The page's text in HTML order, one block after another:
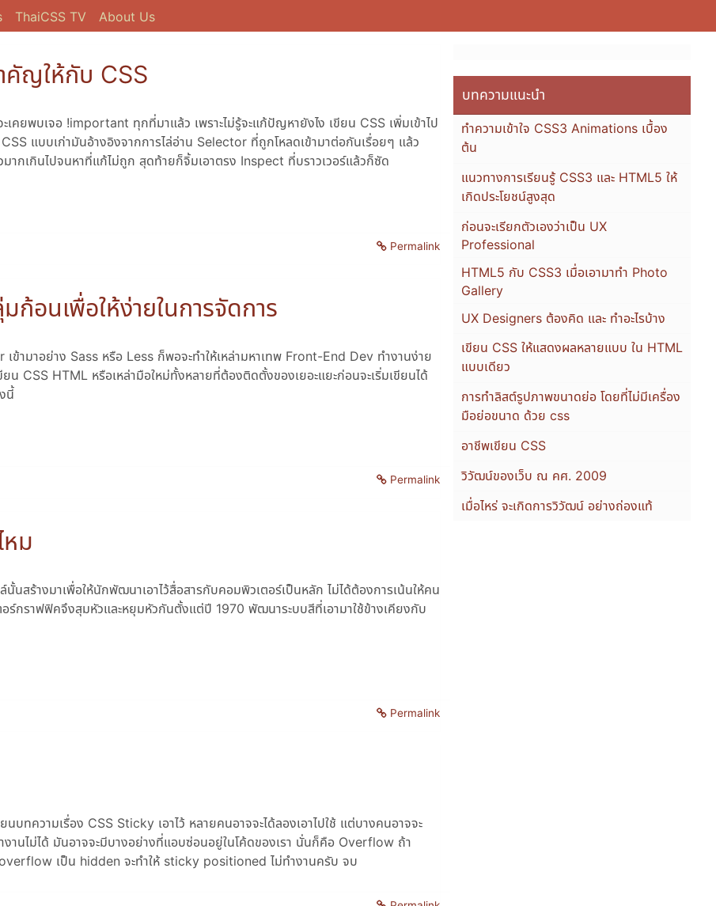
ThaiCSS TV About Us
คัญให้กับ CSS
เคยพบเจอ !important ทุกที่มาแล้ว เพราะไม่รู้จะแก้ปัญหายังไง เขียน CSS เพิ่มเข้าไป
แบบเก่ามันอ้างอิงจากการไล่อ่าน Selector ที่ถูกโหลดเข้ามาต่อกันเรื่อยๆ แล้ว
ากเกินไปจนหาที่แก้ไม่ถูก สุดท้ายก็จิ้มเอาตรง Inspect ที่บราวเวอร์แล้วก็ซัด
Permalink
อนเพื่อให้ง่ายในการจัดการ
ข้ามาอย่าง Sass หรือ Less ก็พอจะทำให้เหล่ามหาเทพ Front-End Dev ทำงานง่าย
CSS HTML หรือเหล่ามือใหม่ทั้งหลายที่ต้องติดตั้งของเยอะแยะก่อนจะเริ่มเขียนได้
นี้
Permalink
หม
นสร้างมาเพื่อให้นักพัฒนาเอาไว้สื่อสารกับคอมพิวเตอร์เป็นหลัก ไม่ได้ต้องการเน้นให้คน
ร์กราฟฟิคจึงสุมหัวและหยุมหัวกันตั้งแต่ปี 1970 พัฒนาระบบสีที่เอามาใช้ข้างเคียงกับ
Permalink
บทความเรื่อง CSS Sticky เอาไว้ หลายคนอาจจะได้ลองเอาไปใช้ แต่บางคนอาจจะ
ำงานไม่ได้ มันอาจจะมีบางอย่างที่แอบซ่อนอยู่ในโค้ดของเรา นั่นก็คือ Overflow ถ้า
เป็น hidden จะทำให้ sticky positioned ไม่ทำงานครับ จบ
บทความแนะนำ
ทำความเข้าใจ CSS3 Animations เบื้อง
ต้น
แนวทางการเรียนรู้ CSS3 และ HTML5 ให้
เกิดประโยชน์สูงสุด
ก่อนจะเรียกตัวเองว่าเป็น UX
Professional
HTML5 กับ CSS3 เมื่อเอามาทำ Photo
Gallery
UX Designers ต้องคิด และ ทำอะไรบ้าง
เขียน CSS ให้แสดงผลหลายแบบ ใน HTML
แบบเดียว
การทำลิสต์รูปภาพขนาดย่อ โดยที่ไม่มีเครื่อง
มือย่อขนาด ด้วย css
อาชีพเขียน CSS
วิวัฒน์ของเว็บ ณ คศ. 2009
เมื่อไหร่ จะเกิดการวิวัฒน์ อย่างถ่องแท้